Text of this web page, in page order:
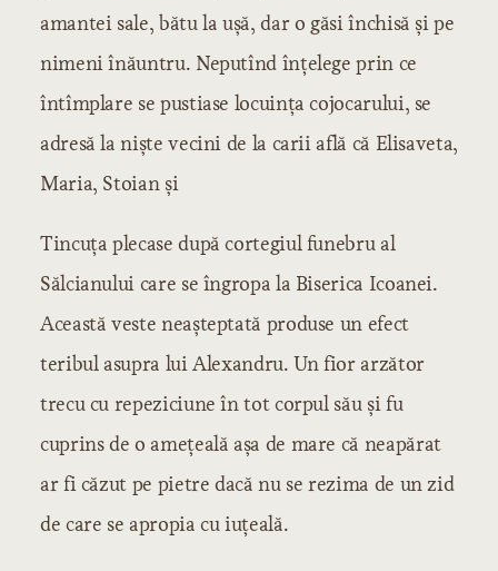
amantei sale, bătu la ușă, dar o găsi închisă și pe
nimeni înăuntru. Neputînd înțelege prin ce
întîmplare se pustiase locuința cojocarului, se
adresă la niște vecini de la carii află că Elisaveta,
Maria, Stoian și
Tincuța plecase după cortegiul funebru al
Sălcianului care se îngropa la Biserica Icoanei.
Această veste neașteptată produse un efect
teribul asupra lui Alexandru. Un fior arzător
trecu cu repeziciune în tot corpul său și fu
cuprins de o amețeală așa de mare că neapărat
ar fi căzut pe pietre dacă nu se rezima de un zid
de care se apropia cu iuțeală.